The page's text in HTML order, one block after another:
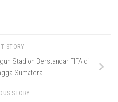
STORY
Stadion Berstandar FIFA di
Sumatera
STORY